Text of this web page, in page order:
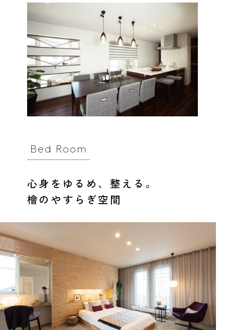
Bed Room
心身をゆるめ、整える。
檜のやすらぎ空間